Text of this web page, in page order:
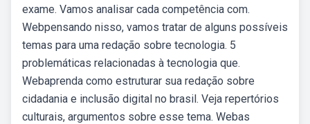
exame. Vamos analisar cada competência com.
Webpensando nisso, vamos tratar de alguns possíveis
temas para uma redação sobre tecnologia. 5
problemáticas relacionadas à tecnologia que.
Webaprenda como estruturar sua redação sobre
cidadania e inclusão digital no brasil. Veja repertórios
culturais, argumentos sobre esse tema. Webas